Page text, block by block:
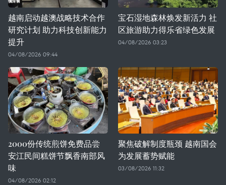
越南启动越澳战略技术合作
研究计划 助力科技创新能力
提升
04/08/2026 09:44
宝石湿地森林焕发新活力 社
区旅游助力得乐省绿色发展
04/08/2026 03:23
2000份传统煎饼免费品尝
安江民间糕饼节飘香南部风
味
04/08/2026 02:12
聚焦破解制度瓶颈 越南国会
为发展蓄势赋能
03/08/2026 11:32